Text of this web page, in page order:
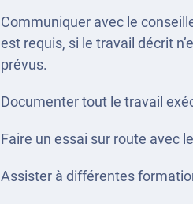
Communiquer avec le
est requis, si le travail décrit
prévus.
Documenter tout le travail
Faire un essai sur route avec
Assister à différentes